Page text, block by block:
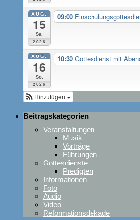
AUG.
15
Sa.
2026
09:00
AUG.
16
So.
2026
10:30 Gottesdienst mit
Hinzufügen
Beitragskategorien
Veranstaltungen
Musik
Vorträge
Führungen
Gottesdienste
Predigten
Informationen
Foto
Audio
Video
Reformationsdekade